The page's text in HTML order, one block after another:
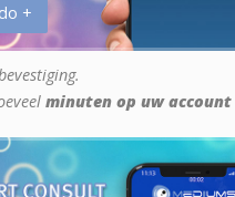
+
minuten op uw account